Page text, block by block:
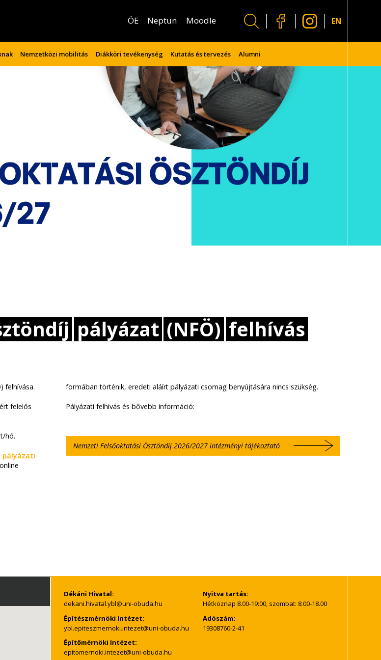
ÓE Neptun Moodle
Nemzetközi mobilitás Diákköri tevékenység Kutatás és tervezés Alumni
EN
pályázat (NFÖ) felhívás
felhívása.
felelős
hó.
pályázati
formában történik, eredeti aláírt pályázati csomag benyújtására nincs szükség.
Pályázati felhívás és bővebb információ:
Nemzeti Felsőoktatási Ösztöndíj 2026/2027 intézményi tájékoztató
Dékáni Hivatal:
Építészmérnöki Intézet:
Építőmérnöki Intézet:
Nyitva tartás:
Hétköznap 8.00-19:00, szombat: 8.00-18.00
Adószám:
19308760-2-41